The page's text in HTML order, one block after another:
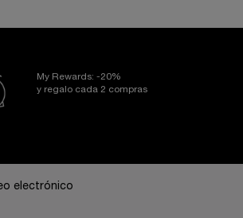
My Rewards: -20%
y regalo cada 2 compras
electrónico